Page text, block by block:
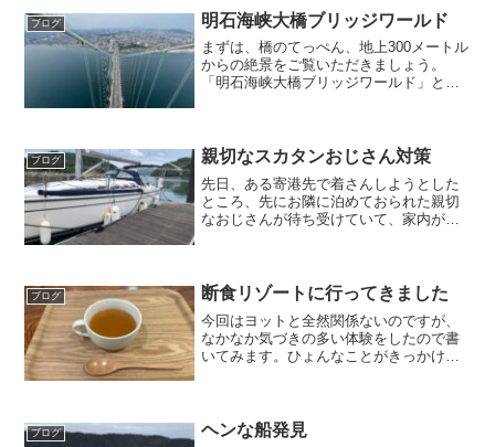
を聞きたいのです」なん...
ブログ 明石海峡大橋ブリッジワールド
まずは、橋のてっぺん、地上300メートル
からの絶景をご覧いただきましょう。
「明石海峡大橋ブリッジワールド」とい
石海峡大橋は自宅からも見...
ブログ 親切なスカタンおじさん対策
先日、ある寄港先で着さんしようとした
ところ、先にお隣に泊めておられた親切
なおじさんが待ち受けていて、家内がう
なってしまった。結果的に...
ブログ 断食リゾートに行ってきました
今回はヨットと全然関係ないのですが、
なかなか気づきの多い体験をしたので書
いてみます。ひょんなことがきっかけで
ースなので、最初の2日間...
ブログ ヘンな船発見